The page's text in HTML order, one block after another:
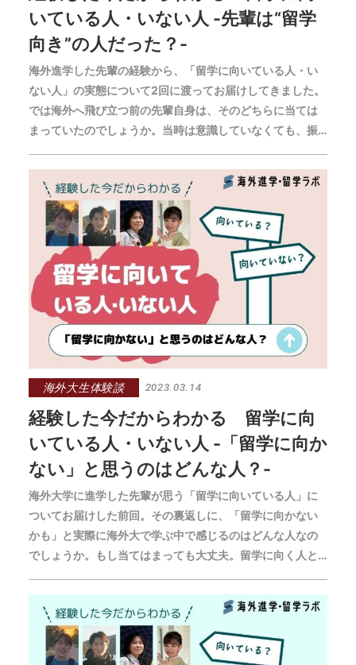
いている人・いない人 -先輩は“留学
向き”の人だった？-
海外進学した先輩の経験から、「留学に向いている人・い
ない人」の実態について2回に渡ってお届けしてきました。
では海外へ飛び立つ前の先輩自身は、そのどちらに当ては
まっていたのでしょうか。当時は意識していなくても、振
かったと思うスキルなどについて聞きました。
海外大生体験談 2023.03.14
経験した今だからわかる 留学に向
いている人・いない人 -「留学に向か
ない」と思うのはどんな人？-
海外大学に進学した先輩が思う「留学に向いている人」に
ついてお届けした前回。その裏返しに、「留学に向かない
かも」と実際に海外大で学ぶ中で感じるのはどんな人なの
でしょうか。もし当てはまっても大丈夫。留学に向く人と
う！